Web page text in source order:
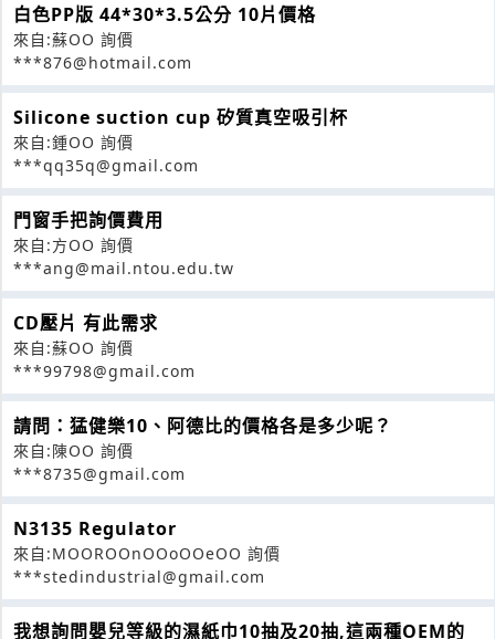
白色PP版 44*30*3.5公分 10片價格
來自:蘇OO 詢價
***876@hotmail.com
Silicone suction cup 矽質真空吸引杯
來自:鍾OO 詢價
***qq35q@gmail.com
門窗手把詢價費用
來自:方OO 詢價
***ang@mail.ntou.edu.tw
CD壓片 有此需求
來自:蘇OO 詢價
***99798@gmail.com
請問：猛健樂10、阿德比的價格各是多少呢？
來自:陳OO 詢價
***8735@gmail.com
N3135 Regulator
來自:MOOROOnOOoOOeOO 詢價
***stedindustrial@gmail.com
我想詢問嬰兒等級的濕紙巾10抽及20抽,這兩種OEM的